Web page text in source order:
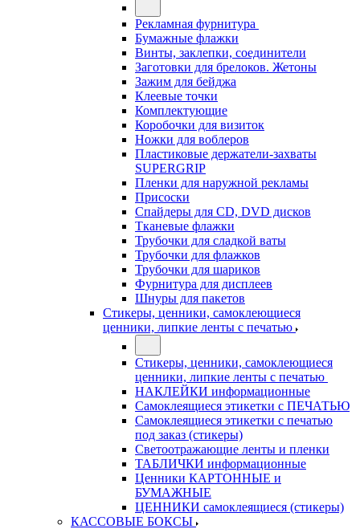
Рекламная фурнитура
Бумажные флажки
Винты, заклепки, соединители
Заготовки для брелоков. Жетоны
Зажим для бейджа
Клеевые точки
Комплектующие
Коробочки для визиток
Ножки для воблеров
Пластиковые держатели-захваты
SUPERGRIP
Пленки для наружной рекламы
Присоски
Спайдеры для CD, DVD дисков
Тканевые флажки
Трубочки для сладкой ваты
Трубочки для флажков
Трубочки для шариков
Фурнитура для дисплеев
Шнуры для пакетов
Стикеры, ценники, самоклеющиеся
ценники, липкие ленты с печатью
Стикеры, ценники, самоклеющиеся
ценники, липкие ленты с печатью
НАКЛЕЙКИ информационные
Самоклеящиеся этикетки с ПЕЧАТЬЮ
Самоклеящиеся этикетки с печатью
под заказ (стикеры)
Светоотражающие ленты и пленки
ТАБЛИЧКИ информационные
Ценники КАРТОННЫЕ и
БУМАЖНЫЕ
ЦЕННИКИ самоклеящиеся (стикеры)
КАССОВЫЕ БОКСЫ